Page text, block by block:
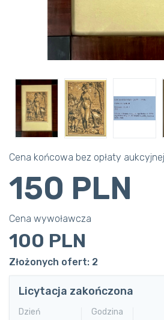
Cena końcowa bez opłaty aukcyjnej
150 PLN
Cena wywoławcza
100 PLN
Złożonych ofert: 2
Licytacja zakończona
Dzień
Godzina